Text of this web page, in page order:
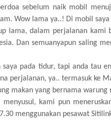
sebelum naik mobil
Wow lama ya..! Di mobil saya
lama, dalam perjalanan kami
Dan semuanyapun saling
pada tidur, tapi anda tau
perjalanan, ya.. termasuk ke
makan yang bernama
kami pun
menggunakan pesawat